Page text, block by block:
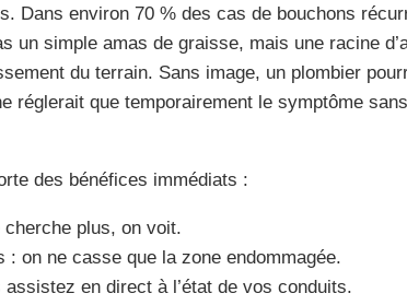
Dans environ 70 % des cas de bouchons
un simple amas de graisse, mais une racine
du terrain. Sans image, un plombier
réglerait que temporairement le symptôme
des bénéfices immédiats :
plus, on voit.
: on ne casse que la zone endommagée.
en direct à l’état de vos conduits.